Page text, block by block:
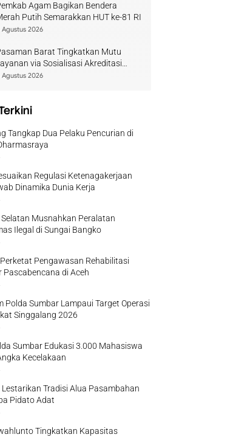
Agam Bagikan Bendera
Putih Semarakkan HUT ke-81 RI
Agustus 2026
Barat Tingkatkan Mutu
via Sosialisasi Akreditasi
2026
Agustus 2026
Tangkap Dua Pelaku Pencurian di
Regulasi Ketenagakerjaan
Dinamika Dunia Kerja
Selatan Musnahkan Peralatan
Ilegal di Sungai Bangko
Pengawasan Rehabilitasi
di Aceh
Polda Sumbar Lampaui Target Operasi
Singgalang 2026
Sumbar Edukasi 3.000 Mahasiswa
Kecelakaan
Tradisi Alua Pasambahan
Pidato Adat
Tingkatkan Kapasitas